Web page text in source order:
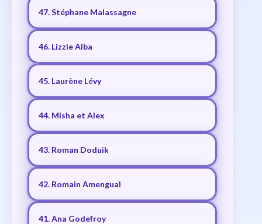
47. Stéphane Malassagne
46. Lizzie Alba
45. Laurène Lévy
44. Misha et Alex
43. Roman Doduik
42. Romain Amengual
41. Ana Godefroy